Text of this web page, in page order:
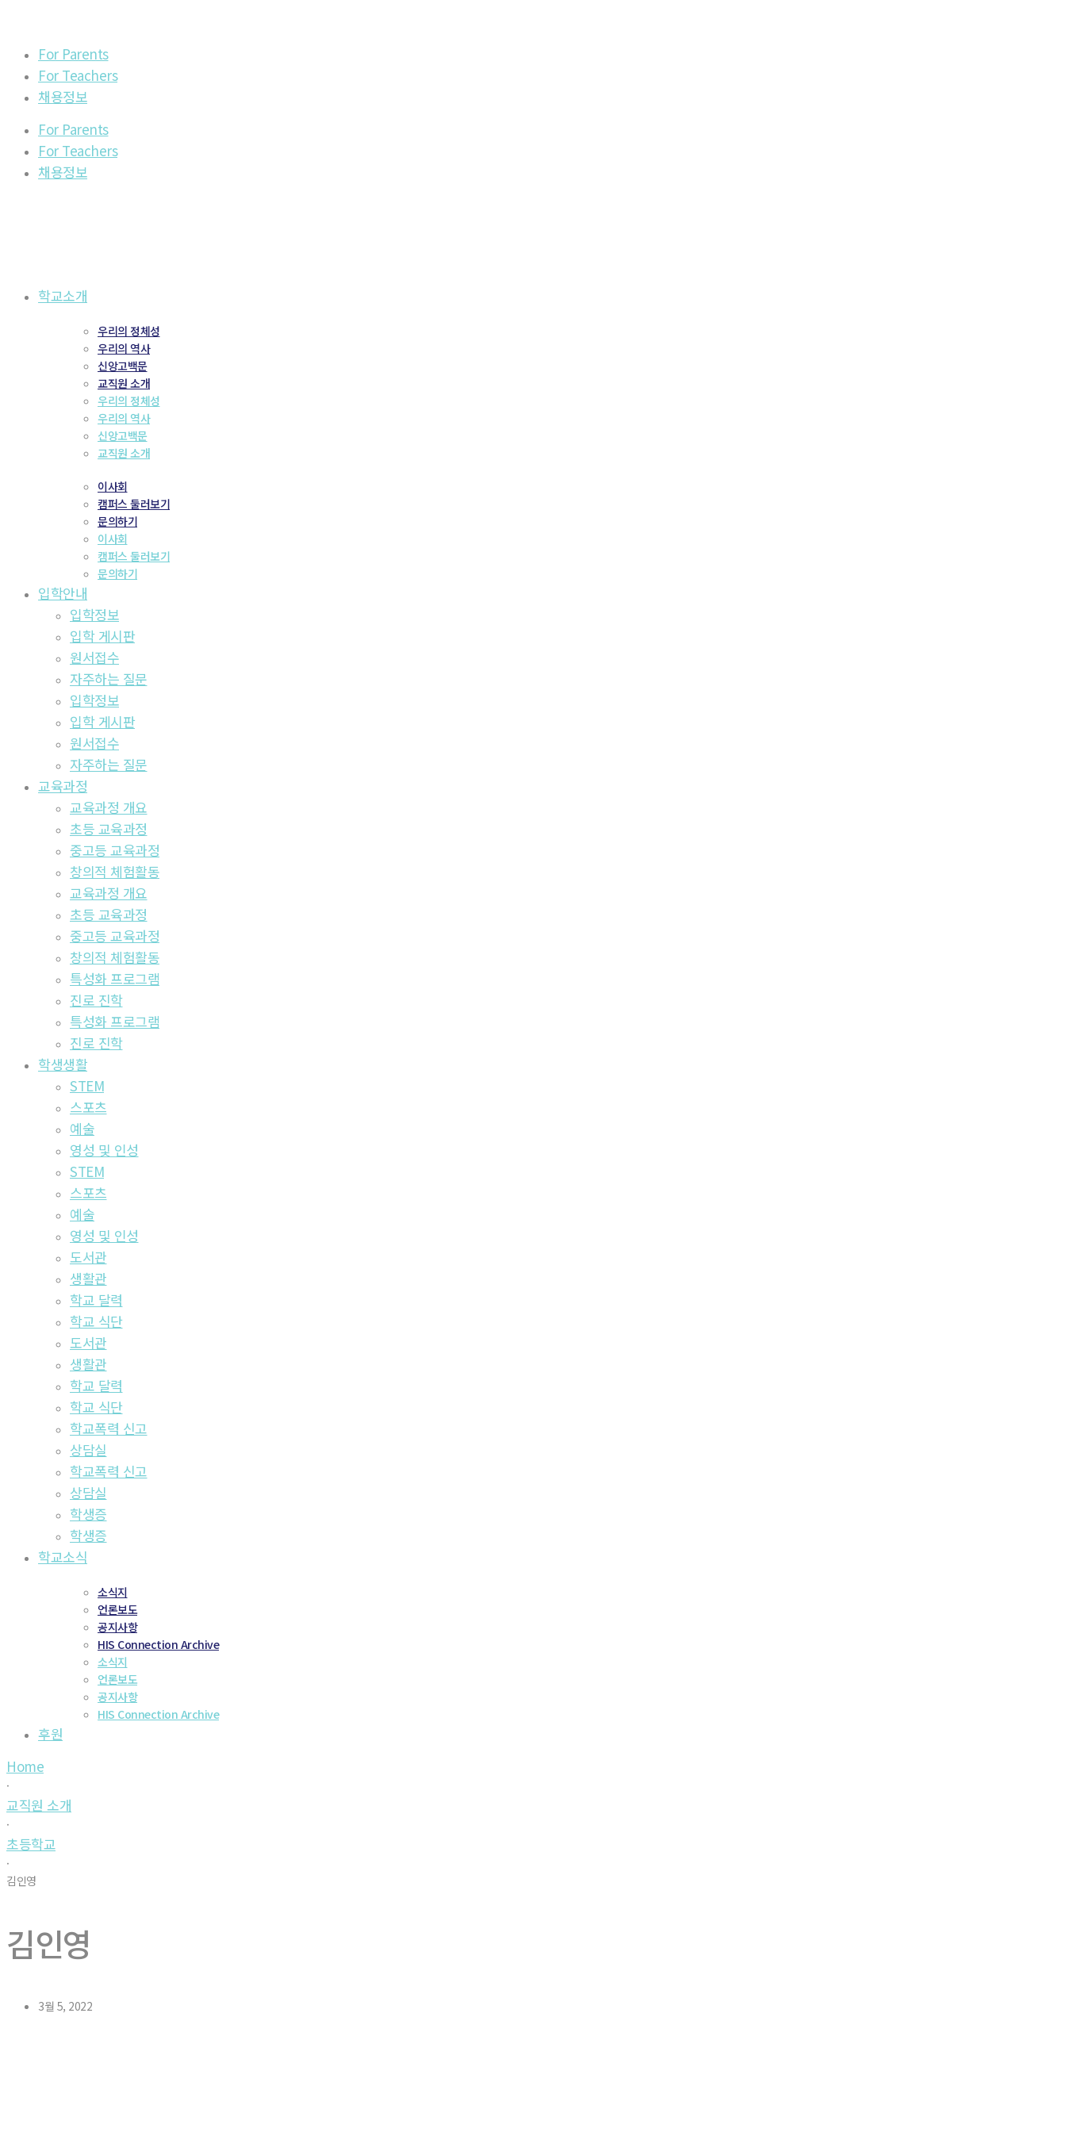
For Parents
For Teachers
채용정보
For Parents
For Teachers
채용정보
학교소개
우리의 정체성
우리의 역사
신앙고백문
교직원 소개
우리의 정체성
우리의 역사
신앙고백문
교직원 소개
이사회
캠퍼스 둘러보기
문의하기
이사회
캠퍼스 둘러보기
문의하기
입학안내
입학정보
입학 게시판
원서접수
자주하는 질문
입학정보
입학 게시판
원서접수
자주하는 질문
교육과정
교육과정 개요
초등 교육과정
중고등 교육과정
창의적 체험활동
교육과정 개요
초등 교육과정
중고등 교육과정
창의적 체험활동
특성화 프로그램
진로 진학
특성화 프로그램
진로 진학
학생생활
STEM
스포츠
예술
영성 및 인성
STEM
스포츠
예술
영성 및 인성
도서관
생활관
학교 달력
학교 식단
도서관
생활관
학교 달력
학교 식단
학교폭력 신고
상담실
학교폭력 신고
상담실
학생증
학생증
학교소식
소식지
언론보도
공지사항
HIS Connection Archive
소식지
언론보도
공지사항
HIS Connection Archive
후원
Home
·
교직원 소개
·
초등학교
·
김인영
김인영
3월 5, 2022